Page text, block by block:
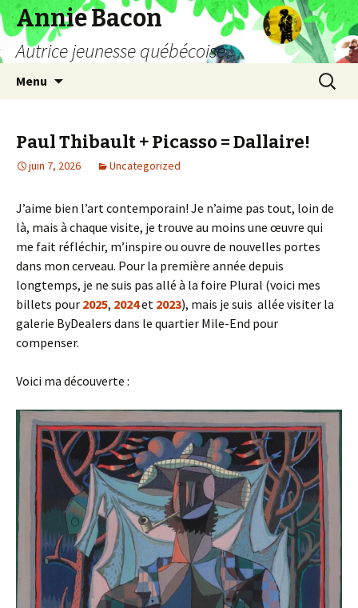
Annie Bacon
Autrice jeunesse québécoise
Menu
Paul Thibault + Picasso = Dallaire!
juin 7, 2026 Uncategorized
J’aime bien l’art contemporain! Je n’aime pas tout, loin de
là, mais à chaque visite, je trouve au moins une œuvre qui
me fait réfléchir, m’inspire ou ouvre de nouvelles portes
dans mon cerveau. Pour la première année depuis
longtemps, je ne suis pas allé à la foire Plural (voici mes
billets pour 2025, 2024et 2023), mais je suis allée visiter la
galerie ByDealers dans le quartier Mile-End pour
compenser.
Voici ma découverte :